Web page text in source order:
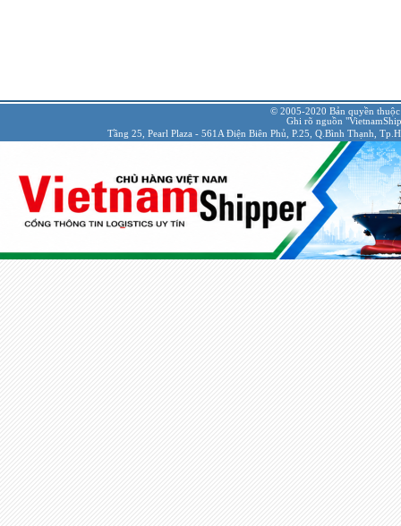
© 2005-2020 Bản quyền
Ghi rõ nguồn
Tầng 25, Pearl Plaza - 561A Điện Biên Phủ, P.25, Q.Bình Thạnh,